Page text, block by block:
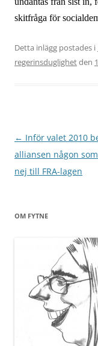
skitfråga för
Detta inlägg postades i
regerinsduglighetden
Inläggsnavigering
← Inför valet 2010
alliansen någon
nej till FRA-lagen
OM FYTNE